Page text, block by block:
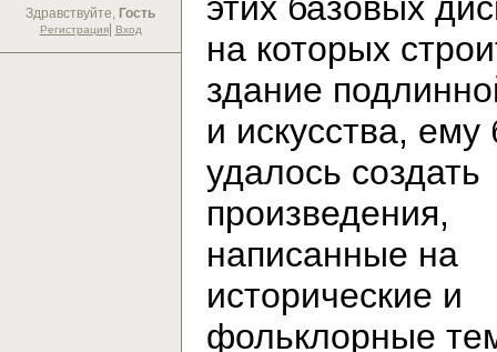
Здравствуйте, Гость
Регистрация| Вход
на которых
здание
и искусства,
удалось создать
произведения,
написанные на
исторические и
фольклорные